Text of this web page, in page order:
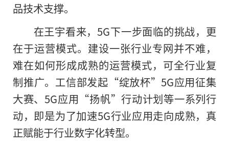
品技术支撑。
在王宇看来，5G下一步面临的挑战，更
在于运营模式。建设一张行业专网并不难，
难在如何形成成熟的运营模式，可全行业复
制推广。工信部发起“绽放杯”5G应用征集
大赛、5G应用“扬帆”行动计划等一系列行
动，即是为了加速5G行业应用走向成熟，真
正赋能于行业数字化转型。